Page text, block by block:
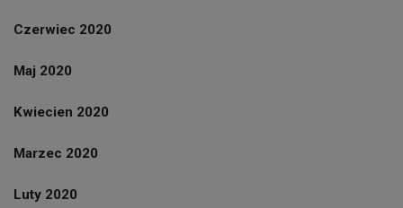
Czerwiec 2020
Maj 2020
Kwiecien 2020
Marzec 2020
Luty 2020